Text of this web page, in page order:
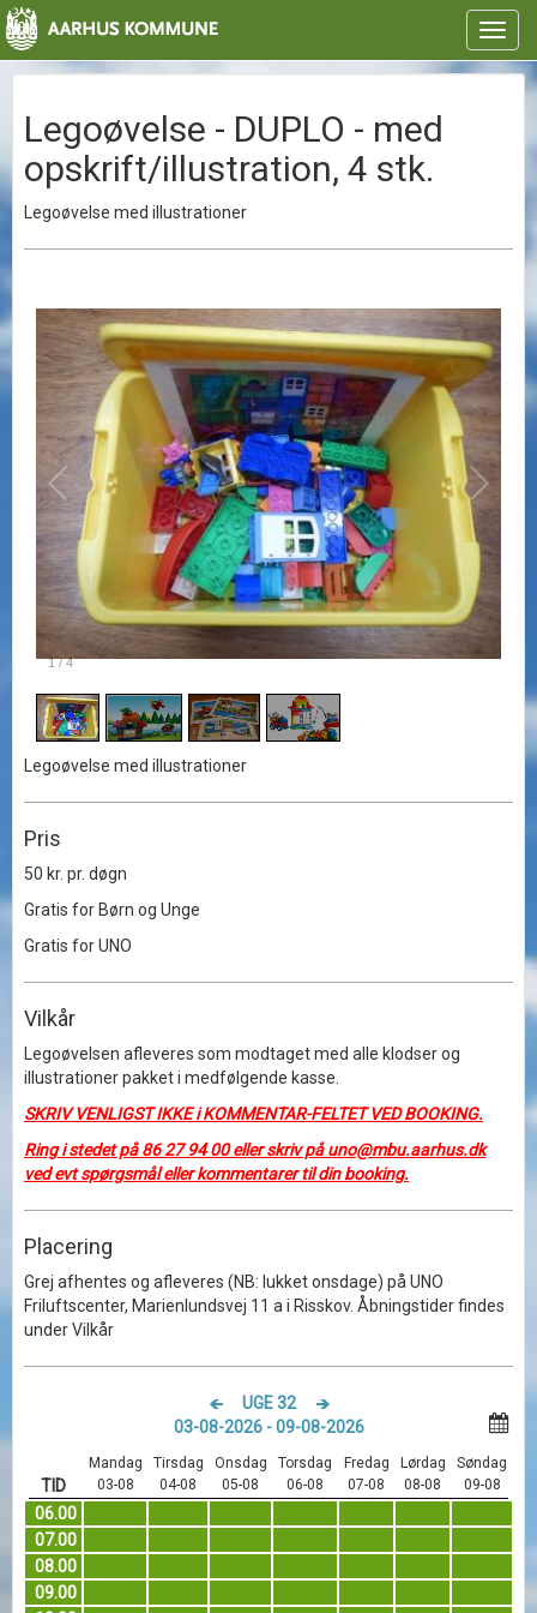
Legoøvelse - DUPLO - med
opskrift/illustration, 4 stk.
Legoøvelse med illustrationer
1/4
Legoøvelse med illustrationer
Pris
50 kr. pr. døgn
Gratis for Børn og Unge
Gratis for UNO
Vilkår
Legoøvelsen afleveres som modtaget med alle klodser og
illustrationer pakket i medfølgende kasse.
SKRIV VENLIGST IKKE i KOMMENTAR-FELTET VED BOOKING.
Ring i stedet på 86 27 94 00 eller skriv på uno@mbu.aarhus.dk
ved evt spørgsmål eller kommentarer til din booking.
Placering
Grej afhentes og afleveres (NB: lukket onsdage) på UNO
Friluftscenter, Marienlundsvej 11 a i Risskov. Åbningstider findes
under Vilkår
UGE 32
03-08-2026 - 09-08-2026
Mandag Tirsdag Onsdag Torsdag Fredag Lørdag Søndag
TID 03-08 04-08 05-08 06-08 07-08 08-08 09-08
06.00
07.00
08.00
09.00